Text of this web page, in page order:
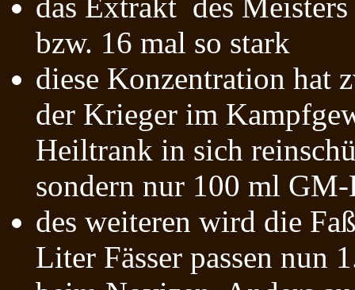
bzw. 16 mal so stark
diese Konzentration hat
der Krieger im
Heiltrank in sich
sondern nur 100 ml GM-
des weiteren wird die
Liter Fässer passen nun